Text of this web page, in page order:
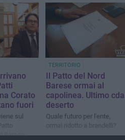
Corato
fuori
sul
Barese
TERRITORIO
Il Patto del Nord
Barese ormai al
capolinea. Ultimo cda
deserto
Quale futuro per l'ente,
ormai ridotto a brandelli?